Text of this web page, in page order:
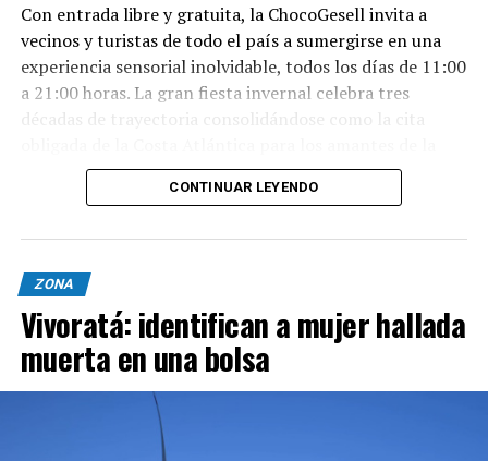
Con entrada libre y gratuita, la ChocoGesell invita a
vecinos y turistas de todo el país a sumergirse en una
experiencia sensorial inolvidable, todos los días de 11:00
a 21:00 horas. La gran fiesta invernal celebra tres
décadas de trayectoria consolidándose como la cita
buena repostería, el paisaje natural y la tradición
geselina.
Sabores, espectáculos y naturaleza en un solo lugar
Nacida en 1996, la fiesta reúne este año al talento de los
mejores expositores, maestros chocolateros y
reposteros de Villa Gesell y de todo el país. Los
asistentes podrán disfrutar de un abanico de propuestas
para cada integrante de la familia:
Clases Magistrales y Demostraciones: Exhibiciones
gastronómicas sin costo a cargo de reconocidos
CONTINUAR LEYENDO
ZONA
Vivoratá: identifican a mujer hallada
muerta en una bolsa